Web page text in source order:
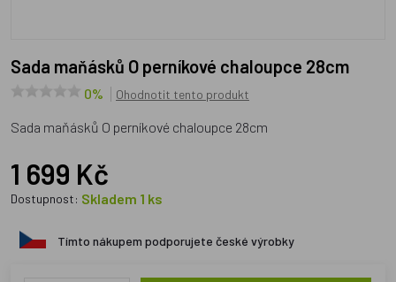
Sada maňásků O perníkové chaloupce 28cm
0% Ohodnotit tento produkt
Sada maňásků O perníkové chaloupce 28cm
1 699 Kč
Dostupnost: Skladem 1 ks
Tímto nákupem podporujete české výrobky